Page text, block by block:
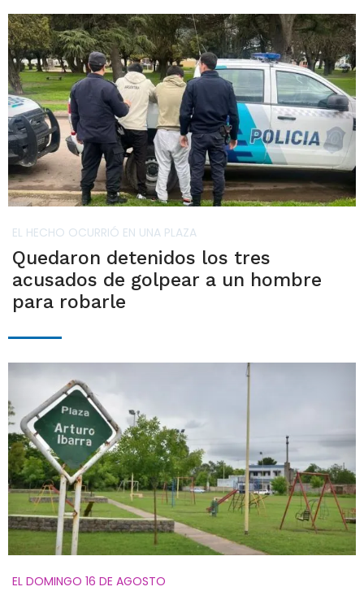
EL HECHO OCURRIÓ EN UNA PLAZA
Quedaron detenidos los tres
acusados de golpear a un hombre
para robarle
EL DOMINGO 16 DE AGOSTO